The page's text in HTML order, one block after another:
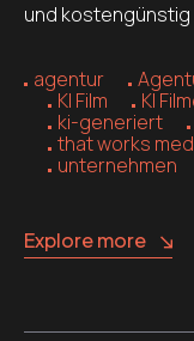
und
agentur
KI Film
KI
ki-generiert
that works
unternehmen
Explore more